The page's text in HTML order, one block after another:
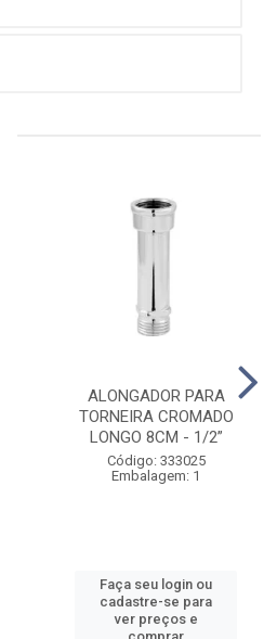
ALONGADOR PARA
TORNEIRA CROMADO
LONGO 8CM - 1/2”
Código: 333025
Embalagem: 1
Faça seu login ou
cadastre-se para
ver preços e